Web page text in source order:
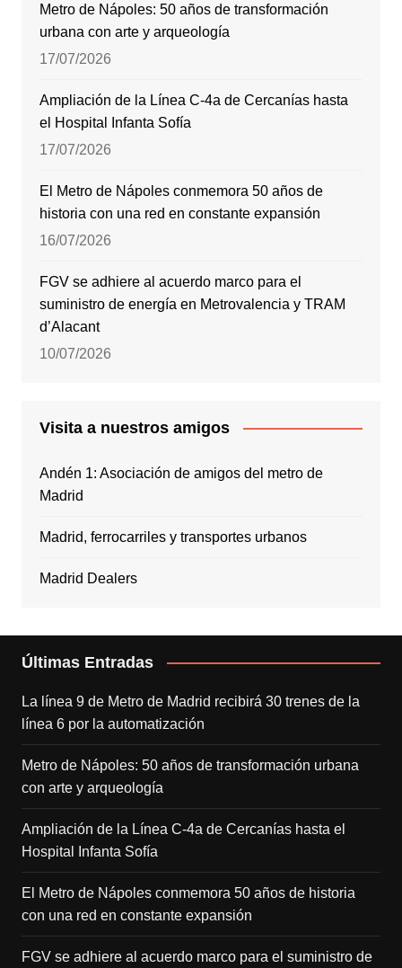
Metro de Nápoles: 50 años de transformación
urbana con arte y arqueología
17/07/2026
Ampliación de la Línea C-4a de Cercanías hasta
el Hospital Infanta Sofía
17/07/2026
El Metro de Nápoles conmemora 50 años de
historia con una red en constante expansión
16/07/2026
FGV se adhiere al acuerdo marco para el
suministro de energía en Metrovalencia y TRAM
d’Alacant
10/07/2026
Visita a nuestros amigos
Andén 1: Asociación de amigos del metro de
Madrid
Madrid, ferrocarriles y transportes urbanos
Madrid Dealers
Últimas Entradas
La línea 9 de Metro de Madrid recibirá 30 trenes de la
línea 6 por la automatización
Metro de Nápoles: 50 años de transformación urbana
con arte y arqueología
Ampliación de la Línea C-4a de Cercanías hasta el
Hospital Infanta Sofía
El Metro de Nápoles conmemora 50 años de historia
con una red en constante expansión
FGV se adhiere al acuerdo marco para el suministro de